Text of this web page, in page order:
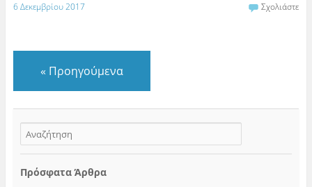
6 Δεκεμβρίου 2017 Σχολιάστε
« Προηγούμενα
Πρόσφατα Άρθρα